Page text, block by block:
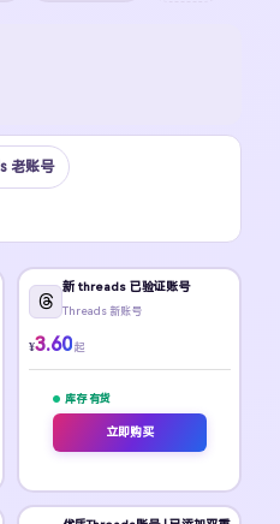
老账号
新 threads 已验证账号
Threads 新账号
¥3.60 起
库存 有货
立即购买